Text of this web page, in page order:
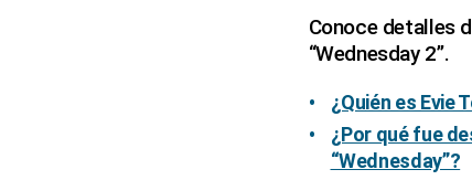
Conoce detalles
“Wednesday 2”.
¿Quién es Evie
¿Por qué fue
“Wednesday”?